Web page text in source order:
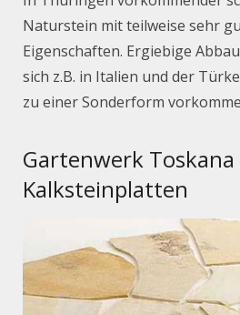
Naturstein mit teilweise sehr
Eigenschaften. Ergiebige
sich z.B. in Italien und der
zu einer Sonderform
Gartenwerk Toskana
Kalksteinplatten